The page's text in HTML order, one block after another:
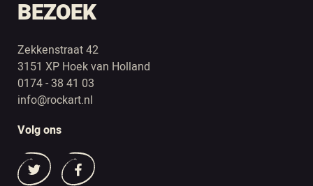
BEZOEK
Zekkenstraat 42
3151 XP Hoek van Holland
0174 - 38 41 03
info@rockart.nl
Volg ons